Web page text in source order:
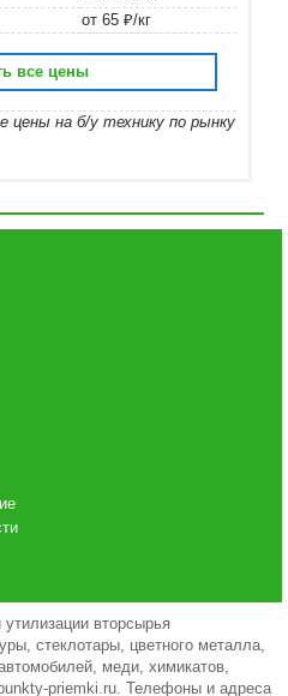
от 65 ₽/кг
все цены
цены на б/у технику по рынку
вторсырья
стеклотары, цветного металла,
меди, химикатов,
priemki.ru. Телефоны и адреса